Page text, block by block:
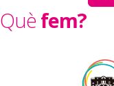
Quèfem?